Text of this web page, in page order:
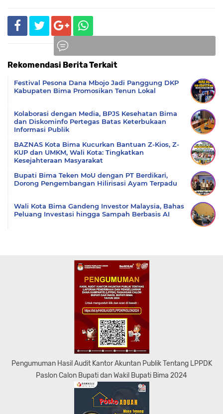
Rekomendasi Berita Terkait
Festival Pesona Dana Mbojo Jadi Panggung DKP
Kabupaten Bima Promosikan Tenun Lokal
Kolaborasi dengan Media, BPJS Kesehatan Bima
dan Diskominfo Pertegas Batas Keterbukaan
Informasi Publik
BAZNAS Kota Bima Kucurkan Bantuan Z-Kios, Z-
KUP dan UMKM, Wali Kota: Tingkatkan
Kesejahteraan Masyarakat
Bupati Bima Teken MoU dengan PT Berdikari,
Dorong Pengembangan Hilirisasi Ayam Terpadu
Wali Kota Bima Gandeng Investor Malaysia, Bahas
Peluang Investasi hingga Sampah Berbasis AI
Pengumuman Hasil Audit Kantor Akuntan Publik Tentang LPPDK
Paslon Calon Bupati dan Wakil Bupati Bima 2024